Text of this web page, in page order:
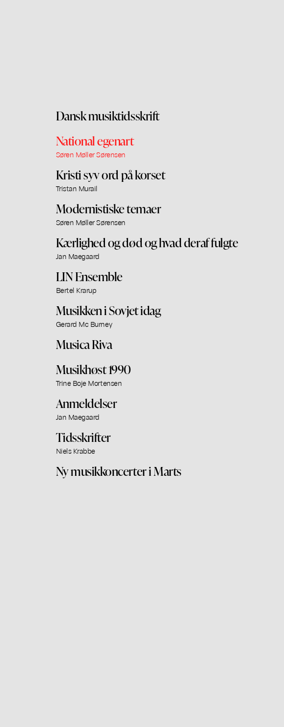
Dansk musiktidsskrift
National egenart
Søren Møller Sørensen
Kristi syv ord på korset
Tristan Murail
Modernistiske temaer
Søren Møller Sørensen
Kærlighed og død og hvad deraf fulgte
Jan Maegaard
LIN Ensemble
Bertel Krarup
Musikken i Sovjet idag
Gerard Mc Burney
Musica Riva
Musikhøst 1990
Trine Boje Mortensen
Anmeldelser
Jan Maegaard
Tidsskrifter
Niels Krabbe
Ny musikkoncerter i Marts